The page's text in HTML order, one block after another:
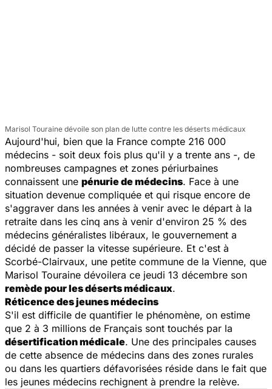
Marisol Touraine dévoile son plan de lutte contre les déserts médicaux
Aujourd'hui, bien que la France compte 216 000
médecins - soit deux fois plus qu'il y a trente ans -, de
nombreuses campagnes et zones périurbaines
connaissent une pénurie de médecins. Face à une
situation devenue compliquée et qui risque encore de
s'aggraver dans les années à venir avec le départ à la
retraite dans les cinq ans à venir d'environ 25 % des
médecins généralistes libéraux, le gouvernement a
décidé de passer la vitesse supérieure. Et c'est à
Scorbé-Clairvaux, une petite commune de la Vienne, que
Marisol Touraine dévoilera ce jeudi 13 décembre son
remède pour les déserts médicaux.
Réticence des jeunes médecins
S'il est difficile de quantifier le phénomène, on estime
que 2 à 3 millions de Français sont touchés par la
désertification médicale. Une des principales causes
de cette absence de médecins dans des zones rurales
ou dans les quartiers défavorisées réside dans le fait que
les jeunes médecins rechignent à prendre la relève.